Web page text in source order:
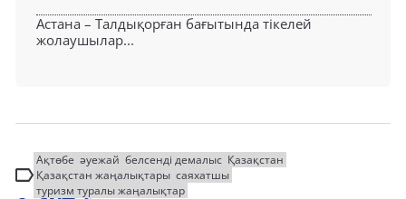
Астана – Талдықорған бағытында тікелей
жолаушылар...
Ақтөбе әуежай белсенді демалыс Қазақстан
Қазақстан жаңалықтары саяхатшы
туризм туралы жаңалықтар